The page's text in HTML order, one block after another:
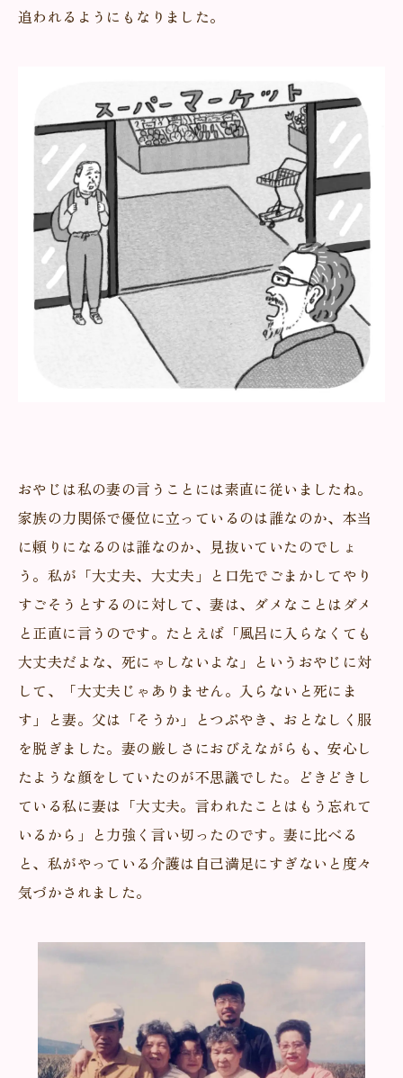
追われるようにもなりました。
おやじは私の妻の言うことには素直に従いましたね。
家族の力関係で優位に立っているのは誰なのか、本当
に頼りになるのは誰なのか、見抜いていたのでしょ
う。私が「大丈夫、大丈夫」と口先でごまかしてやり
すごそうとするのに対して、妻は、ダメなことはダメ
と正直に言うのです。たとえば「風呂に入らなくても
大丈夫だよな、死にゃしないよな」というおやじに対
して、「大丈夫じゃありません。入らないと死にま
す」と妻。父は「そうか」とつぶやき、おとなしく服
を脱ぎました。妻の厳しさにおびえながらも、安心し
たような顔をしていたのが不思議でした。どきどきし
ている私に妻は「大丈夫。言われたことはもう忘れて
いるから」と力強く言い切ったのです。妻に比べる
と、私がやっている介護は自己満足にすぎないと度々
気づかされました。